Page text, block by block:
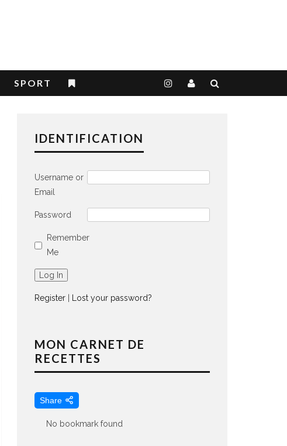
SPORT
IDENTIFICATION
Username or
Email
Password
Remember
Me
Register Lost your password?
MON CARNET DE
RECETTES
Share
No bookmark found